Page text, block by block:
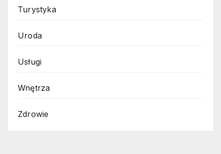
Turystyka
Uroda
Usługi
Wnętrza
Zdrowie